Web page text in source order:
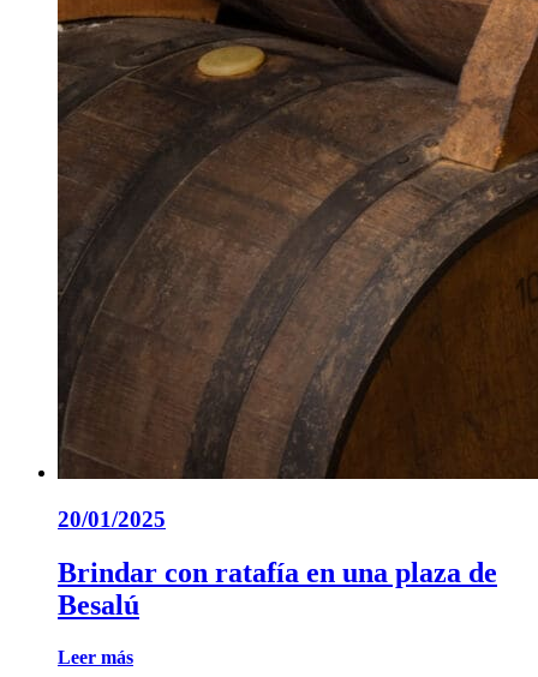
20/01/2025
Brindar con ratafía en una plaza de
Besalú
Leer más